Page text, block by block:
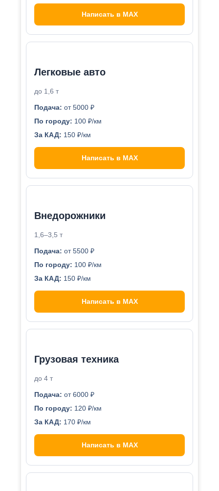
Написать в MAX
Легковые авто
до 1,6 т
Подача: от 5000 ₽
По городу: 100 ₽/км
За КАД: 150 ₽/км
Написать в MAX
Внедорожники
1,6–3,5 т
Подача: от 5500 ₽
По городу: 100 ₽/км
За КАД: 150 ₽/км
Написать в MAX
Грузовая техника
до 4 т
Подача: от 6000 ₽
По городу: 120 ₽/км
За КАД: 170 ₽/км
Написать в MAX